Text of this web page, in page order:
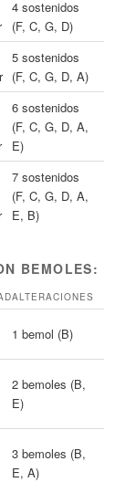
4 sostenidos
(F, C, G, D)
5 sostenidos
(F, C, G, D, A)
6 sostenidos
(F, C, G, D, A,
E)
7 sostenidos
(F, C, G, D, A,
E, B)
BEMOLES:
ALTERACIONES
1 bemol (B)
2 bemoles (B,
E)
3 bemoles (B,
E, A)